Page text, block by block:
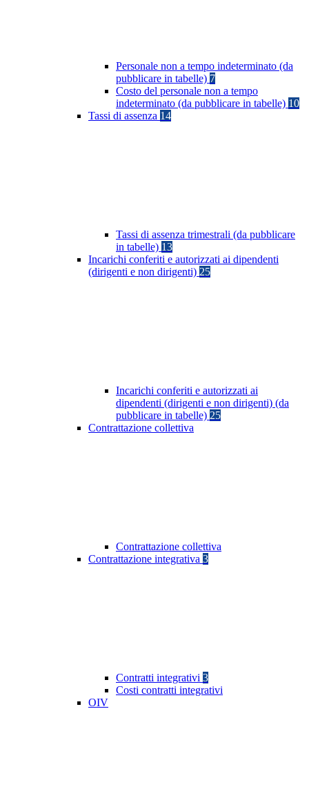
Personale non a tempo indeterminato (da
pubblicare in tabelle) 7
Costo del personale non a tempo
indeterminato (da pubblicare in tabelle) 10
Tassi di assenza 14
Tassi di assenza trimestrali (da pubblicare
in tabelle) 13
Incarichi conferiti e autorizzati ai dipendenti
(dirigenti e non dirigenti) 25
Incarichi conferiti e autorizzati ai
dipendenti (dirigenti e non dirigenti) (da
pubblicare in tabelle) 25
Contrattazione collettiva
Contrattazione collettiva
Contrattazione integrativa 3
Contratti integrativi 3
Costi contratti integrativi
OIV